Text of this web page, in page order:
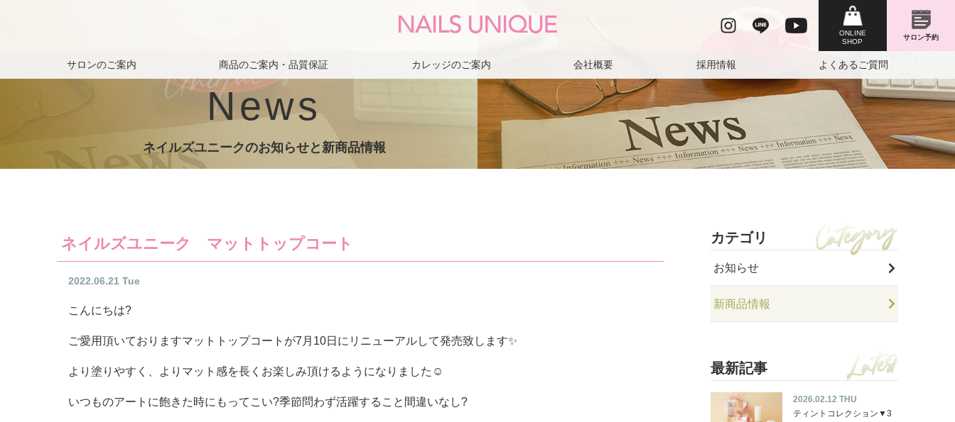
サロンのご案内 商品のご案内・品質保証 カレッジのご案内 会社概要 採用情報 よくあるご質問
News
ネイルズユニークのお知らせと新商品情報
ネイルズユニーク マットトップコート
2022.06.21 Tue
こんにちは?
ご愛用頂いておりますマットトップコートが7月10日にリニューアルして発売致します✨
より塗りやすく、よりマット感を長くお楽しみ頂けるようになりました☺
いつものアートに飽きた時にもってこい?季節問わず活躍すること間違いなし?
カテゴリ
お知らせ
新商品情報
最新記事
2026.02.12 THU
ティントコレクション▼3